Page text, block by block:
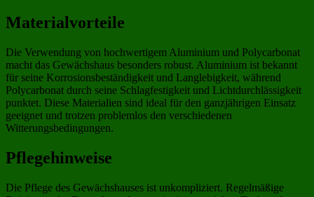
Materialvorteile
Die Verwendung von hochwertigem Aluminium und Polycarbonat
macht das Gewächshaus besonders robust. Aluminium ist bekannt
für seine Korrosionsbeständigkeit und Langlebigkeit, während
Polycarbonat durch seine Schlagfestigkeit und Lichtdurchlässigkeit
punktet. Diese Materialien sind ideal für den ganzjährigen Einsatz
geeignet und trotzen problemlos den verschiedenen
Witterungsbedingungen.
Pflegehinweise
Die Pflege des Gewächshauses ist unkompliziert. Regelmäßige